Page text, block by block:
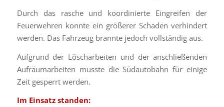
Durch das rasche und koordinierte Eingreifen der
Feuerwehren konnte ein größerer Schaden verhindert
werden. Das Fahrzeug brannte jedoch vollständig aus.
Aufgrund der Löscharbeiten und der anschließenden
Aufräumarbeiten musste die Südautobahn für einige
Zeit gesperrt werden.
Im Einsatz standen: